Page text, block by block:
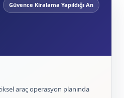
Güvence Kiralama Yapıldığı An
araç operasyon planında